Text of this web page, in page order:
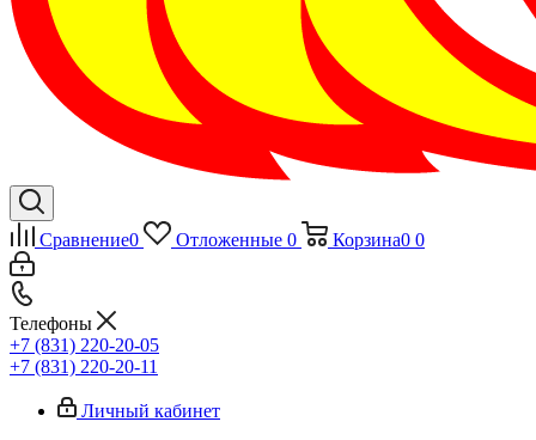
Сравнение0 Отложенные 0 Корзина0 0
Телефоны
+7 (831) 220-20-05
+7 (831) 220-20-11
Личный кабинет